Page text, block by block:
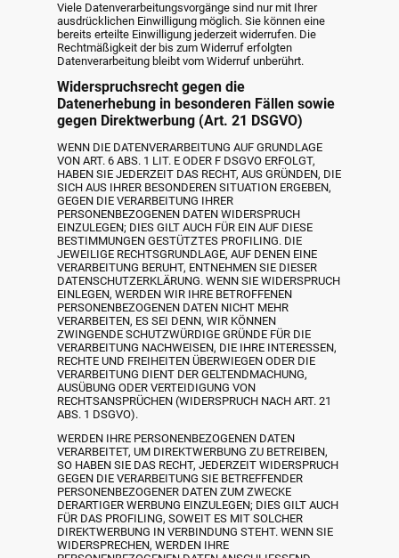
Viele Datenverarbeitungsvorgänge sind nur mit Ihrer
ausdrücklichen Einwilligung möglich. Sie können eine
bereits erteilte Einwilligung jederzeit widerrufen. Die
Rechtmäßigkeit der bis zum Widerruf erfolgten
Datenverarbeitung bleibt vom Widerruf unberührt.
Widerspruchsrecht gegen die
Datenerhebung in besonderen Fällen sowie
gegen Direktwerbung (Art. 21 DSGVO)
WENN DIE DATENVERARBEITUNG AUF GRUNDLAGE
VON ART. 6 ABS. 1 LIT. E ODER F DSGVO ERFOLGT,
HABEN SIE JEDERZEIT DAS RECHT, AUS GRÜNDEN, DIE
SICH AUS IHRER BESONDEREN SITUATION ERGEBEN,
GEGEN DIE VERARBEITUNG IHRER
PERSONENBEZOGENEN DATEN WIDERSPRUCH
EINZULEGEN; DIES GILT AUCH FÜR EIN AUF DIESE
BESTIMMUNGEN GESTÜTZTES PROFILING. DIE
JEWEILIGE RECHTSGRUNDLAGE, AUF DENEN EINE
VERARBEITUNG BERUHT, ENTNEHMEN SIE DIESER
DATENSCHUTZERKLÄRUNG. WENN SIE WIDERSPRUCH
EINLEGEN, WERDEN WIR IHRE BETROFFENEN
PERSONENBEZOGENEN DATEN NICHT MEHR
VERARBEITEN, ES SEI DENN, WIR KÖNNEN
ZWINGENDE SCHUTZWÜRDIGE GRÜNDE FÜR DIE
VERARBEITUNG NACHWEISEN, DIE IHRE INTERESSEN,
RECHTE UND FREIHEITEN ÜBERWIEGEN ODER DIE
VERARBEITUNG DIENT DER GELTENDMACHUNG,
AUSÜBUNG ODER VERTEIDIGUNG VON
RECHTSANSPRÜCHEN (WIDERSPRUCH NACH ART. 21
ABS. 1 DSGVO).
WERDEN IHRE PERSONENBEZOGENEN DATEN
VERARBEITET, UM DIREKTWERBUNG ZU BETREIBEN,
SO HABEN SIE DAS RECHT, JEDERZEIT WIDERSPRUCH
GEGEN DIE VERARBEITUNG SIE BETREFFENDER
PERSONENBEZOGENER DATEN ZUM ZWECKE
DERARTIGER WERBUNG EINZULEGEN; DIES GILT AUCH
FÜR DAS PROFILING, SOWEIT ES MIT SOLCHER
DIREKTWERBUNG IN VERBINDUNG STEHT. WENN SIE
WIDERSPRECHEN, WERDEN IHRE